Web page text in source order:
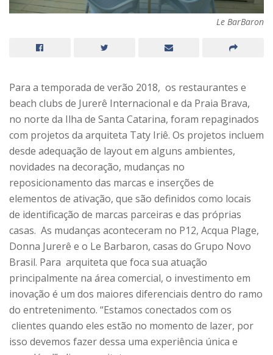
Le BarBaron
Para a temporada de verão 2018, os restaurantes e
beach clubs de Jurerê Internacional e da Praia Brava,
no norte da Ilha de Santa Catarina, foram repaginados
com projetos da arquiteta Taty Iriê. Os projetos incluem
desde adequação de layout em alguns ambientes,
novidades na decoração, mudanças no
reposicionamento das marcas e inserções de
elementos de ativação, que são definidos como locais
de identificação de marcas parceiras e das próprias
casas. As mudanças aconteceram no P12, Acqua Plage,
Donna Jurerê e o Le Barbaron, casas do Grupo Novo
Brasil. Para arquiteta que foca sua atuação
principalmente na área comercial, o investimento em
inovação é um dos maiores diferenciais dentro do ramo
do entretenimento. “Estamos conectados com os
clientes quando eles estão no momento de lazer, por
isso devemos fazer dessa uma experiência única e